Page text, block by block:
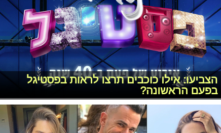
הצביעו: אילו כוכבים תרצו לראות בפסטיגל
בפעם הראשונה?